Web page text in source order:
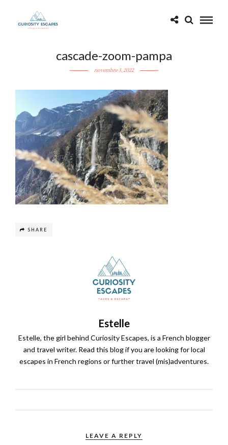
cascade-zoom-pampa
novembre 3, 2022
SHARE
Estelle
Estelle, the girl behind Curiosity Escapes, is a French blogger
and travel writer. Read this blog if you are looking for local
escapes in French regions or further travel (mis)adventures.
LEAVE A REPLY